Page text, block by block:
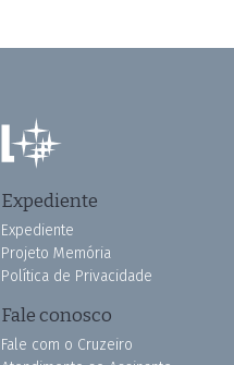
Expediente
Expediente
Projeto Memória
Política de Privacidade
Fale conosco
Fale com o Cruzeiro